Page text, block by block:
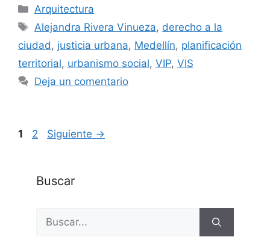
Categorías
Arquitectura
Etiquetas
Alejandra Rivera Vinueza, derecho a la
ciudad, justicia urbana, Medellín, planificación
territorial, urbanismo social, VIP, VIS
Deja un comentario
Página
1 Página
2 Siguiente →
Buscar
Buscar: